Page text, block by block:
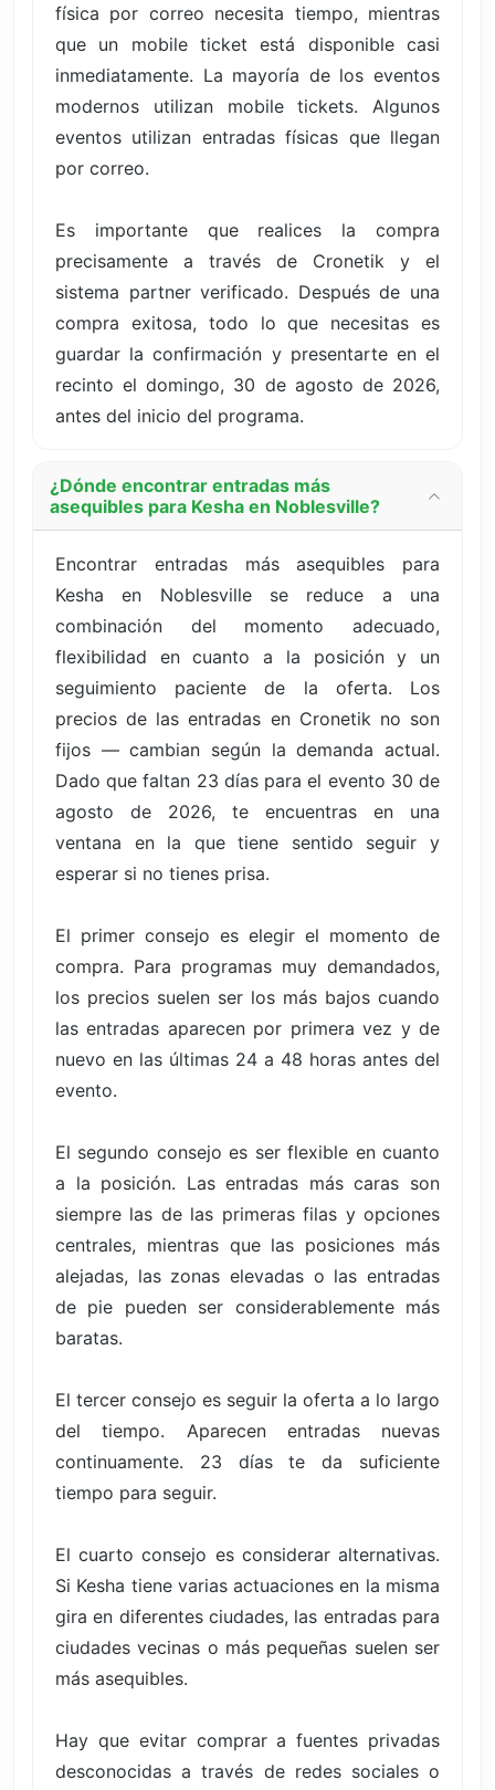
física por correo necesita tiempo, mientras
que un mobile ticket está disponible casi
inmediatamente. La mayoría de los eventos
modernos utilizan mobile tickets. Algunos
eventos utilizan entradas físicas que llegan
por correo.
Es importante que realices la compra
precisamente a través de Cronetik y el
sistema partner verificado. Después de una
compra exitosa, todo lo que necesitas es
guardar la confirmación y presentarte en el
recinto el domingo, 30 de agosto de 2026,
antes del inicio del programa.
¿Dónde encontrar entradas más
asequibles para Kesha en Noblesville?
Encontrar entradas más asequibles para
Kesha en Noblesville se reduce a una
combinación del momento adecuado,
flexibilidad en cuanto a la posición y un
seguimiento paciente de la oferta. Los
precios de las entradas en Cronetik no son
fijos — cambian según la demanda actual.
Dado que faltan 23 días para el evento 30 de
agosto de 2026, te encuentras en una
ventana en la que tiene sentido seguir y
esperar si no tienes prisa.
El primer consejo es elegir el momento de
compra. Para programas muy demandados,
los precios suelen ser los más bajos cuando
las entradas aparecen por primera vez y de
nuevo en las últimas 24 a 48 horas antes del
evento.
El segundo consejo es ser flexible en cuanto
a la posición. Las entradas más caras son
siempre las de las primeras filas y opciones
centrales, mientras que las posiciones más
alejadas, las zonas elevadas o las entradas
de pie pueden ser considerablemente más
baratas.
El tercer consejo es seguir la oferta a lo largo
del tiempo. Aparecen entradas nuevas
continuamente. 23 días te da suficiente
tiempo para seguir.
El cuarto consejo es considerar alternativas.
Si Kesha tiene varias actuaciones en la misma
gira en diferentes ciudades, las entradas para
ciudades vecinas o más pequeñas suelen ser
más asequibles.
Hay que evitar comprar a fuentes privadas
desconocidas a través de redes sociales o